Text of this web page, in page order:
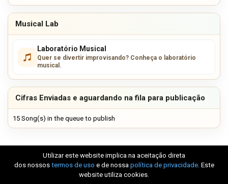
Musical Lab
Laboratório Musical
Quer se divertir improvisando? Conheça o laboratório
musical.
Cifras Enviadas e aguardando na fila para publicação
15 Song(s) in the queue to publish
Utilizar este website implica na aceitação direta
dos nossos termos de uso e de nossa política de privacidade. Este
website utiliza cookies.